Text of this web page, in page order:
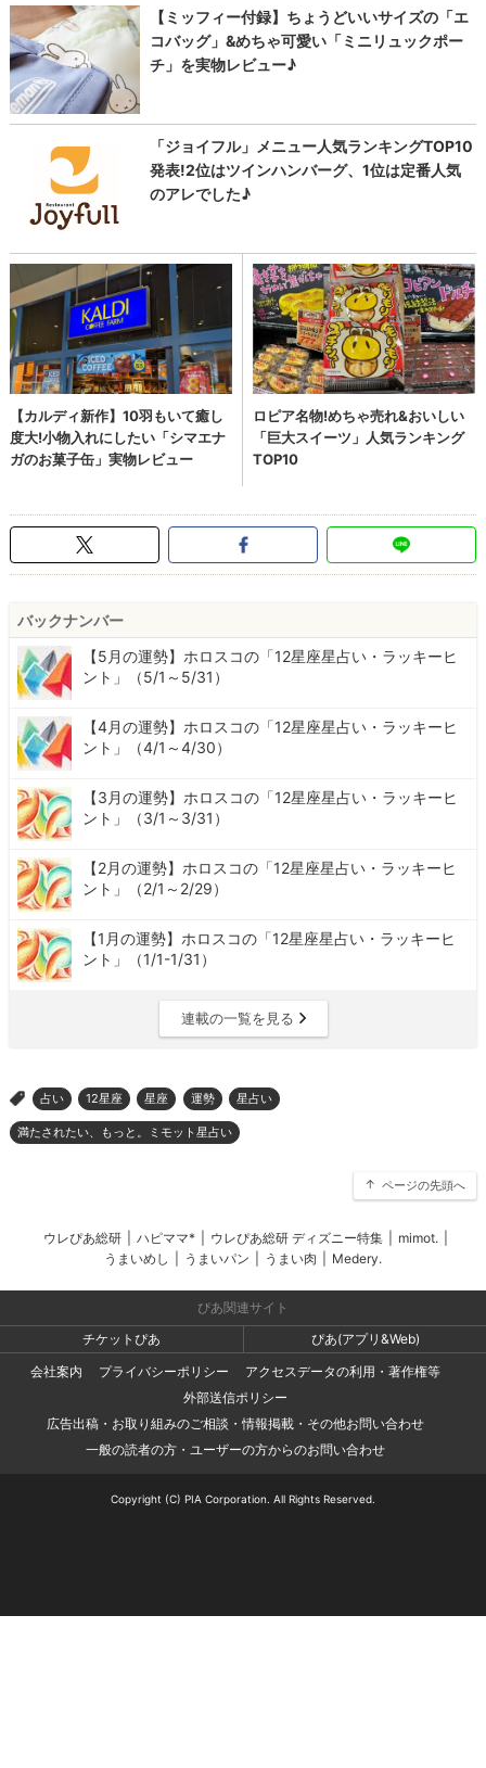
バックナンバー
【5月の運勢】ホロスコの「12星座星占い・ラッキーヒ
ント」（5/1～5/31）
【4月の運勢】ホロスコの「12星座星占い・ラッキーヒ
ント」（4/1～4/30）
【3月の運勢】ホロスコの「12星座星占い・ラッキーヒ
ント」（3/1～3/31）
【2月の運勢】ホロスコの「12星座星占い・ラッキーヒ
ント」（2/1～2/29）
【1月の運勢】ホロスコの「12星座星占い・ラッキーヒ
ント」（1/1-1/31）
連載の一覧を見る
> 占い 12星座 星座 運勢 星占い
満たされたい、もっと。ミモット星占い
ページの先頭へ
ウレぴあ総研 ハピママ* ウレぴあ総研 ディズニー特集 mimot.
うまいめし
うまいパン うまい肉 Medery.
ぴあ関連サイト
チケットぴあ
ぴあ(アプリ&Web)
会社案内
プライバシーポリシー
アクセスデータの利用・著作権等
外部送信ポリシー
広告出稿・お取り組みのご相談・情報掲載・その他お問い合わせ
一般の読者の方・ユーザーの方からのお問い合わせ
Copyright (C) PIA Corporation. All Rights Reserved.